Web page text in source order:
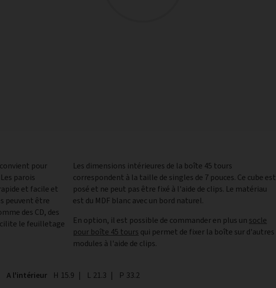
pour
parois
et facile et
peuvent être
des CD, des
le feuilletage
Les dimensions intérieures de la boîte 45 tours
correspondent à la taille de singles de 7 pouces. Ce cube est
posé et ne peut pas être fixé à l'aide de clips. Le matériau
est du MDF blanc avec un bord naturel.
En option, il est possible de commander en plus un socle
pour boîte 45 tours qui permet de fixer la boîte sur d'autres
modules à l'aide de clips.
A l'intérieur Hauteur
H 15.9 | Largeur
L 21.3 | Profondeur
P 33.2